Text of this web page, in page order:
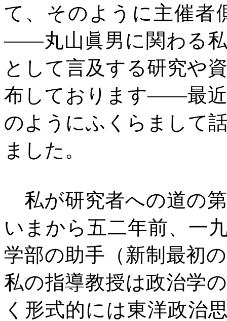
て、そのように主催者
――丸山眞男に関わる私
として言及する研究や
布しております――最近
のようにふくらまして
ました。
私が研究者への道の
いまから五二年前、一
学部の助手（新制最初
私の指導教授は政治学
く形式的には東洋政治